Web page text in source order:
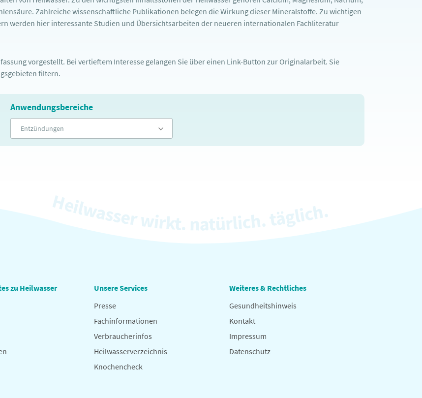
Zahlreiche wissenschaftliche Publikationen belegen die Wirkung dieser Mineralstoffe. Zu wichtigen
werden hier interessante Studien und Übersichtsarbeiten der neueren internationalen Fachliteratur
vorgestellt. Bei vertieftem Interesse gelangen Sie über einen Link-Button zur Originalarbeit. Sie
filtern.
Anwendungsbereiche
Entzündungen
zu Heilwasser
Unsere Services
Presse
Fachinformationen
Verbraucherinfos
Heilwasserverzeichnis
Knochencheck
Weiteres & Rechtliches
Gesundheitshinweis
Kontakt
Impressum
Datenschutz